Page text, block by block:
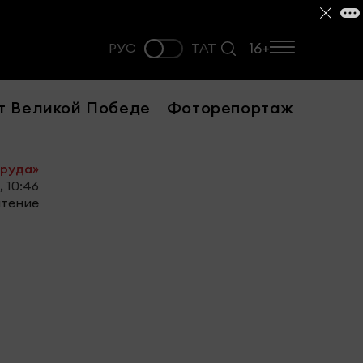
РУС ТАТ 16+
Великой Победе Фоторепортаж
10:46